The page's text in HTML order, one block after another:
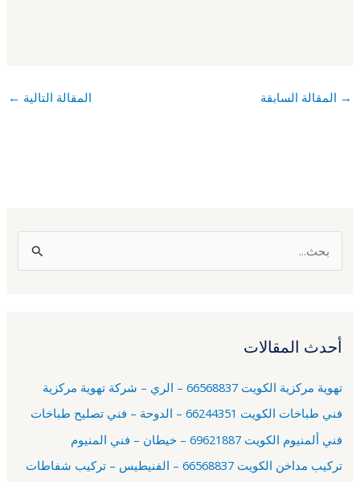
→ المقالة السابقة المقالة التالية ←
ث
ن
:
أحدث المقالات
تهوية مركزية الكويت 66568837 – الري – شركة تهوية مركزية
فني طباخات الكويت 66244351 – الدوحة – فني تصليح طباخات
فني ألمنيوم الكويت 69621887 – خيطان – فني المنيوم
تركيب مداخن الكويت 66568837 – الفنيطيس – تركيب شفاطات